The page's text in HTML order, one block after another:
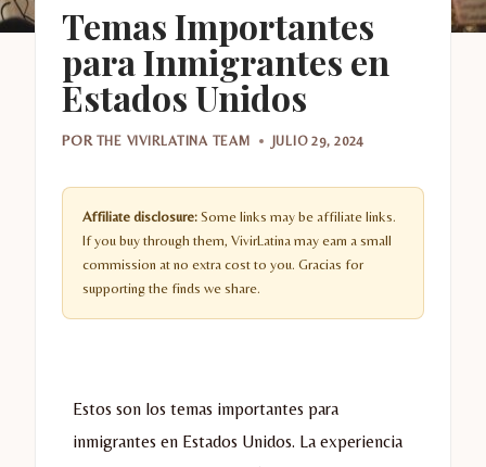
Temas Importantes
para Inmigrantes en
Estados Unidos
POR THE VIVIRLATINA TEAM JULIO 29, 2024
Affiliate disclosure: Some links may be affiliate links.
If you buy through them, VivirLatina may earn a small
commission at no extra cost to you. Gracias for
supporting the finds we share.
Estos son los temas importantes para
inmigrantes en Estados Unidos. La experiencia